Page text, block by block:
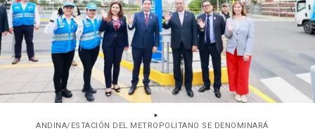
ANDINA/ESTACIÓN DEL METROPOLITANO SE DENOMINARÁ